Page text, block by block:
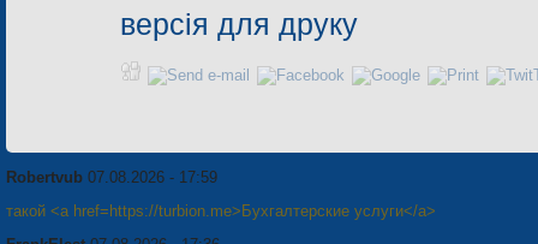
версія для друку
Robertvub 07.08.2026 - 17:59
такой <a href=https://turbion.me>Бухгалтерские услуги</a>